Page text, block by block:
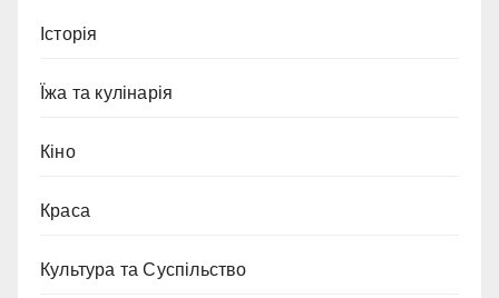
Історія
Їжа та кулінарія
Кіно
Краса
Культура та Суспільство